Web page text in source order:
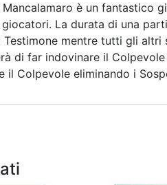
è un fantastico
giocatori. La durata di una
mentre tutti gli altri
di far indovinare il
il Colpevole eliminando i